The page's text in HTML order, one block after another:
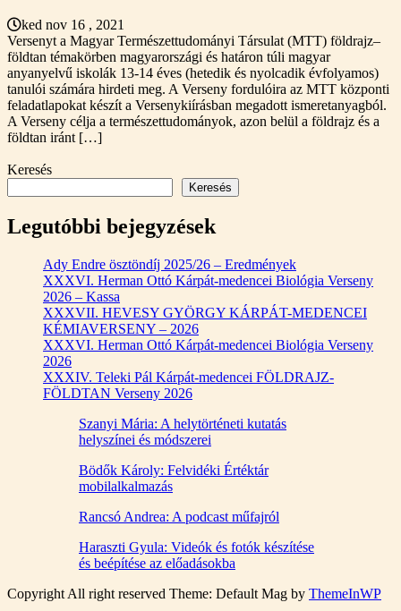
ked nov 16 , 2021
Versenyt a Magyar Természettudományi Társulat (MTT) földrajz–
földtan témakörben magyarországi és határon túli magyar
anyanyelvű iskolák 13-14 éves (hetedik és nyolcadik évfolyamos)
tanulói számára hirdeti meg. A Verseny fordulóira az MTT központi
feladatlapokat készít a Versenykiírásban megadott ismeretanyagból.
A Verseny célja a természettudományok, azon belül a földrajz és a
földtan iránt […]
Keresés
Keresés
Legutóbbi bejegyzések
Ady Endre ösztöndíj 2025/26 – Eredmények
XXXVI. Herman Ottó Kárpát-medencei Biológia Verseny
2026 – Kassa
XXXVII. HEVESY GYÖRGY KÁRPÁT-MEDENCEI
KÉMIAVERSENY – 2026
XXXVI. Herman Ottó Kárpát-medencei Biológia Verseny
2026
XXXIV. Teleki Pál Kárpát-medencei FÖLDRAJZ-
FÖLDTAN Verseny 2026
Szanyi Mária: A helytörténeti kutatás
helyszínei és módszerei
Bödők Károly: Felvidéki Értéktár
mobilalkalmazás
Rancsó Andrea: A podcast műfajról
Haraszti Gyula: Videók és fotók készítése
és beépítése az előadásokba
Copyright All right reserved Theme: Default Mag by ThemeInWP